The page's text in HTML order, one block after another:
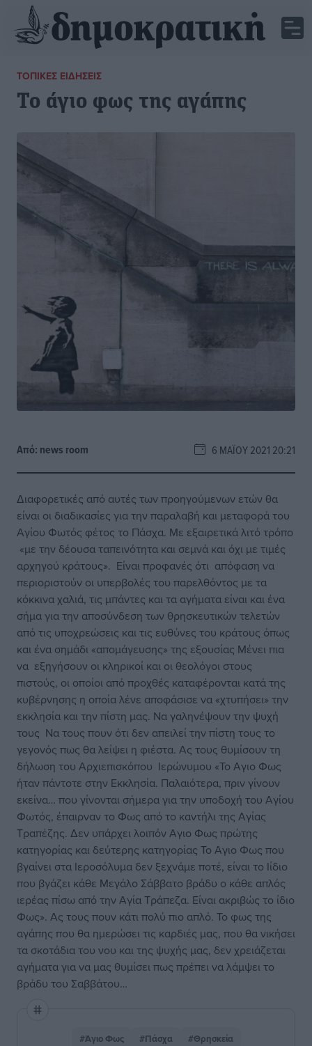
ΤΟΠΙΚΈΣ ΕΙΔΉΣΕΙΣ
Το άγιο φως της αγάπης
Από: news room 6 ΜΑΪ́ΟΥ 2021 20:21
Διαφορετικές από αυτές των προηγούμενων ετών θα
είναι οι διαδικασίες για την παραλαβή και μεταφορά του
Αγίου Φωτός φέτος το Πάσχα. Με εξαιρετικά λιτό τρόπο
«με την δέουσα ταπεινότητα και σεμνά και όχι με τιμές
αρχηγού κράτους». Είναι προφανές ότι απόφαση να
περιοριστούν οι υπερβολές του παρελθόντος με τα
κόκκινα χαλιά, τις μπάντες και τα αγήματα είναι και ένα
σήμα για την αποσύνδεση των θρησκευτικών τελετών
από τις υποχρεώσεις και τις ευθύνες του κράτους όπως
και ένα σημάδι «απομάγευσης» της εξουσίας Μένει πια
να εξηγήσουν οι κληρικοί και οι θεολόγοι στους
πιστούς, οι οποίοι από προχθές καταφέρονται κατά της
κυβέρνησης η οποία λένε αποφάσισε να «χτυπήσει» την
εκκλησία και την πίστη μας. Να γαληνέψουν την ψυχή
τους Να τους πουν ότι δεν απειλεί την πίστη τους το
γεγονός πως θα λείψει η φιέστα. Ας τους θυμίσουν τη
δήλωση του Αρχιεπισκόπου Ιερώνυμου «Το Αγιο Φως
ήταν πάντοτε στην Εκκλησία. Παλαιότερα, πριν γίνουν
εκείνα… που γίνονται σήμερα για την υποδοχή του Αγίου
Φωτός, έπαιρναν το Φως από το καντήλι της Αγίας
Τραπέζης. Δεν υπάρχει λοιπόν Αγιο Φως πρώτης
κατηγορίας και δεύτερης κατηγορίας Το Αγιο Φως που
βγαίνει στα Ιεροσόλυμα δεν ξεχνάμε ποτέ, είναι το Ιίδιο
που βγάζει κάθε Μεγάλο Σάββατο βράδυ ο κάθε απλός
ιερέας πίσω από την Αγία Τράπεζα. Είναι ακριβώς το ίδιο
Φως». Ας τους πουν κάτι πολύ πιο απλό. Το φως της
αγάπης που θα ημερώσει τις καρδιές μας, που θα νικήσει
τα σκοτάδια του νου και της ψυχής μας, δεν χρειάζεται
αγήματα για να μας θυμίσει πως πρέπει να λάμψει το
βράδυ του Σαββάτου…
#Άγιο Φως #Πάσχα #Θρησκεία